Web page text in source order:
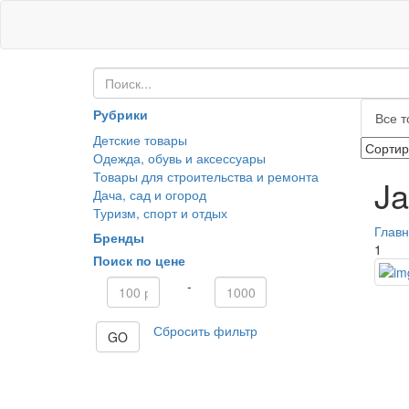
Рубрики
Детские товары
Одежда, обувь и аксессуары
Товары для строительства и ремонта
Дача, сад и огород
Туризм, спорт и отдых
Бренды
Поиск по цене
-
GO Сбросить фильтр
Все
1